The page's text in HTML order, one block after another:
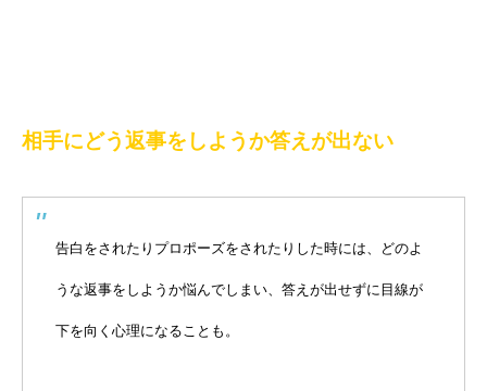
相手にどう返事をしようか答えが出ない
告白をされたりプロポーズをされたりした時には、どのよ
うな返事をしようか悩んでしまい、答えが出せずに目線が
下を向く心理になることも。